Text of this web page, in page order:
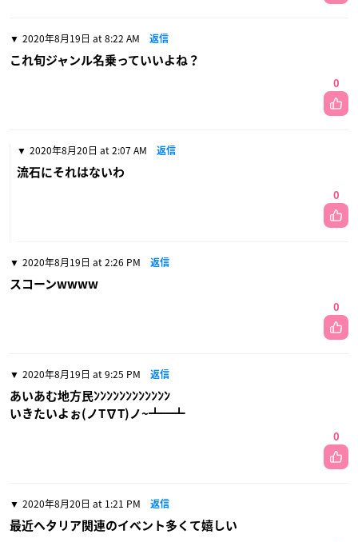
2020年8月19日 at 8:22 AM 返信
これ旬ジャンル名乗っていいよね？
0
2020年8月20日 at 2:07 AM 返信
流石にそれはないわ
0
2020年8月19日 at 2:26 PM 返信
スコーンwwww
0
2020年8月19日 at 9:25 PM 返信
あいあむ地方民ﾝﾝﾝﾝﾝﾝﾝﾝﾝﾝﾝﾝ
いきたいよぉ(ノT∇T)ノ~┻━┻
0
2020年8月20日 at 1:21 PM 返信
最近ヘタリア関連のイベント多くて嬉しい